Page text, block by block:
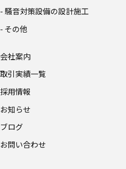
- 騒音対策設備の設計施工
- その他
会社案内
取引実績一覧
採用情報
お知らせ
ブログ
お問い合わせ